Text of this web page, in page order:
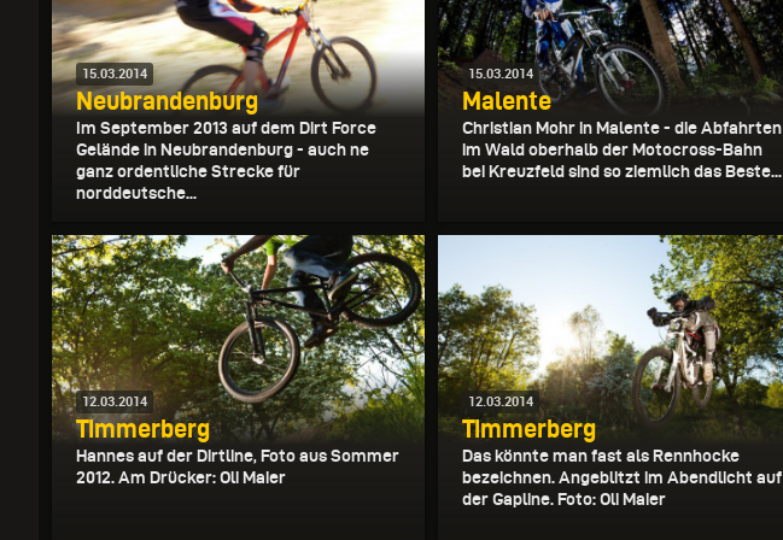
15.03.2014
Neubrandenburg
Im September 2013 auf dem Dirt Force
Gelände in Neubrandenburg - auch ne
ganz ordentliche Strecke für
norddeutsche...
15.03.2014
Malente
Christian Mohr in Malente - die Abfahrten
im Wald oberhalb der Motocross-Bahn
bei Kreuzfeld sind so ziemlich das Beste...
12.03.2014
Timmerberg
Hannes auf der Dirtline, Foto aus Sommer
2012. Am Drücker: Oli Maier
12.03.2014
Timmerberg
Das könnte man fast als Rennhocke
bezeichnen. Angeblitzt im Abendlicht auf
der Gapline. Foto: Oli Maier